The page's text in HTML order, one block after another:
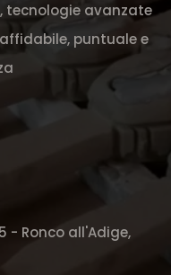
tecnologie avanzate
puntuale e
- Ronco all'Adige,